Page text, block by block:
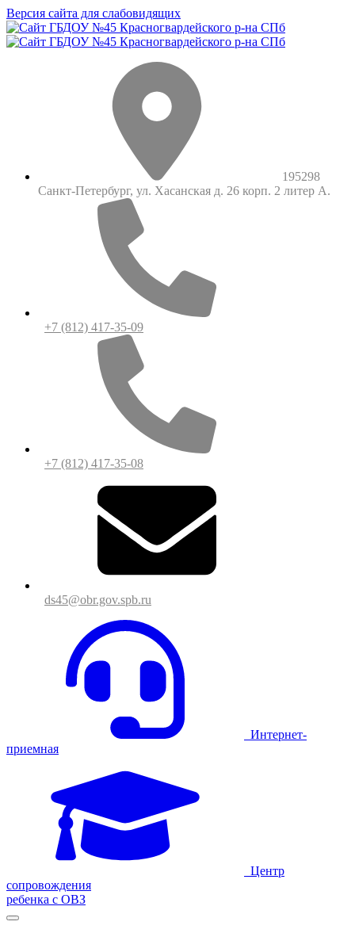
Версия сайта для слабовидящих
195298
Санкт-Петербург, ул. Хасанская д. 26 корп. 2 литер А.
+7 (812) 417-35-09
+7 (812) 417-35-08
ds45@obr.gov.spb.ru
Интернет-
приемная
Центр
сопровождения
ребенка с ОВЗ